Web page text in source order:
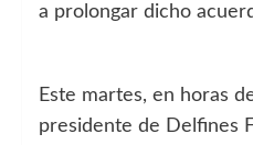
a prolongar dicho
Este martes, en horas
presidente de Delfines